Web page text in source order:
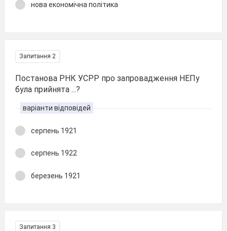
нова економічна політика
Запитання 2
Постанова РНК УСРР про запровадження НЕПу
була прийнята ...?
варіанти відповідей
серпень 1921
серпень 1922
березень 1921
Запитання 3